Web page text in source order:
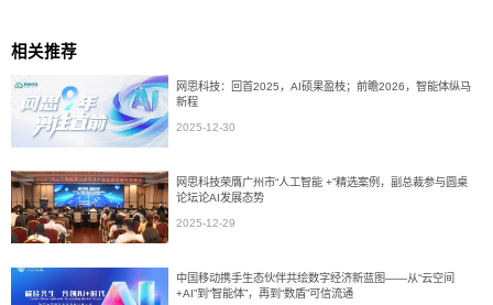
相关推荐
网思科技：回首2025，AI硕果盈枝；前瞻2026，智能体纵马
新程
2025-12-30
网思科技荣膺广州市“人工智能 +”精选案例，副总裁参与圆桌
论坛论AI发展态势
2025-12-29
中国移动携手生态伙伴共绘数字经济新蓝图——从“云空间
+AI”到“智能体”，再到“数盾”可信流通